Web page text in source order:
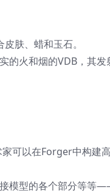
肤、蜡和玉石。
的火和烟的VDB，其发
可以在Forger中构建
接模型的各个部分等等